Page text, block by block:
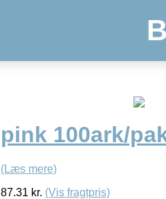
pink 100ark/
(Læs mere)
87.31 kr. (Vis fragtpris)